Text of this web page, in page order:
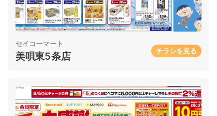
セイコーマート
美唄東5条店 チラシを見る